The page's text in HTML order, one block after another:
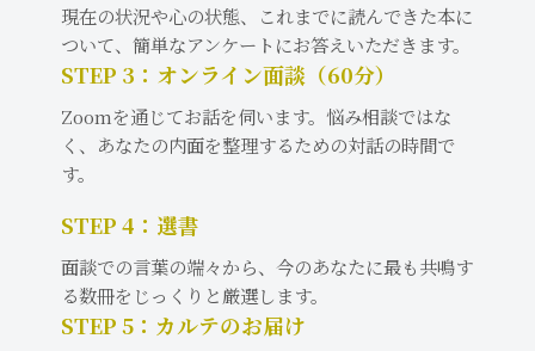
現在の状況や心の状態、これまでに読んできた本に
ついて、簡単なアンケートにお答えいただきます。
STEP 3：オンライン面談（60分）
Zoomを通じてお話を伺います。悩み相談ではな
く、あなたの内面を整理するための対話の時間で
す。
STEP 4：選書
面談での言葉の端々から、今のあなたに最も共鳴す
る数冊をじっくりと厳選します。
STEP 5：カルテのお届け